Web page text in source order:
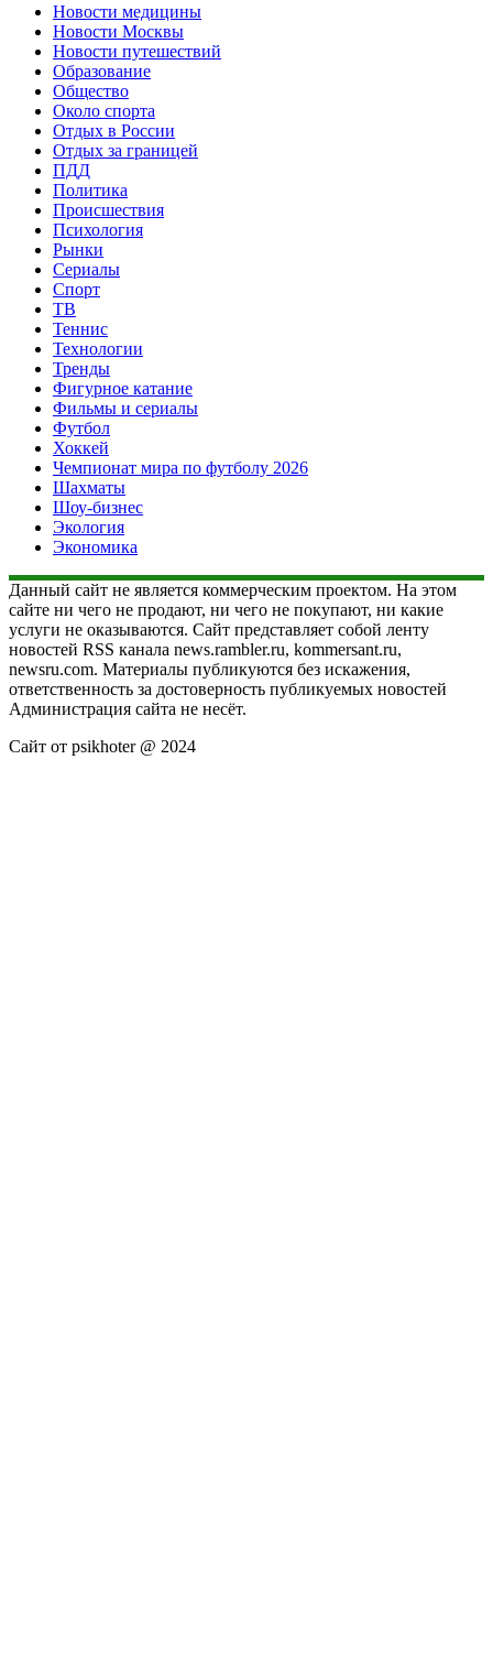
Новости медицины
Новости Москвы
Новости путешествий
Образование
Общество
Около спорта
Отдых в России
Отдых за границей
ПДД
Политика
Происшествия
Психология
Рынки
Сериалы
Спорт
ТВ
Теннис
Технологии
Тренды
Фигурное катание
Фильмы и сериалы
Футбол
Хоккей
Чемпионат мира по футболу 2026
Шахматы
Шоу-бизнес
Экология
Экономика
Данный сайт не является коммерческим проектом. На этом
сайте ни чего не продают, ни чего не покупают, ни какие
услуги не оказываются. Сайт представляет собой ленту
новостей RSS канала news.rambler.ru, kommersant.ru,
newsru.com. Материалы публикуются без искажения,
ответственность за достоверность публикуемых новостей
Администрация сайта не несёт.
Сайт от psikhoter @ 2024